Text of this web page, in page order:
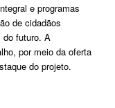
e programas
de cidadãos
do futuro. A
por meio da oferta
do projeto.